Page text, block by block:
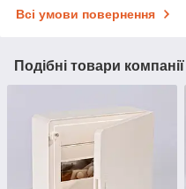
Всі умови повернення
Подібні товари компанії